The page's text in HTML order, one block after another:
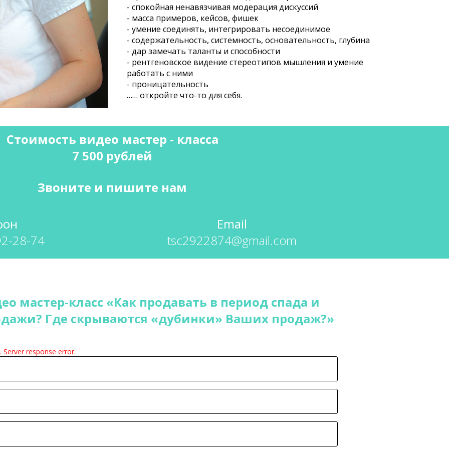
- спокойная ненавязчивая модерация дискуссий
- масса примеров, кейсов, фишек
- умение соединять, интегрировать несоединимое
- содержательность, системность, основательность, глубина
- дар замечать таланты и способности
- рентгеновское видение стереотипов мышления и умение
работать с ними
- проницательность
…… откройте что-то для себя.
Стоимость видео мастер - класса
7 500 рублей
Звоните и пишите нам
28-74
Email
tsc2922874@gmail.com
мастер-класс «Как продавать в период спада и
Где скрываются «дубинки» Ваших продаж?»
response error.